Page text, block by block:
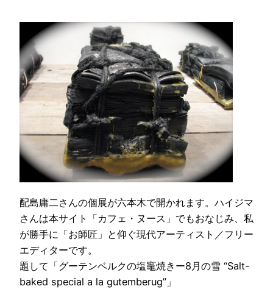
配島庸二さんの個展が六本木で開かれます。ハイジマ
さんは本サイト「カフェ・ヌース」でもおなじみ、私
が勝手に「お師匠」と仰ぐ現代アーティスト／フリー
エディターです。
題して「グーテンベルクの塩竈焼きー8月の雪 “Salt-
baked special a la gutemberug”」